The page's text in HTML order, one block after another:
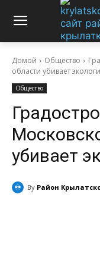
Домой Общество
области убивает
Общество
убивает
By Район